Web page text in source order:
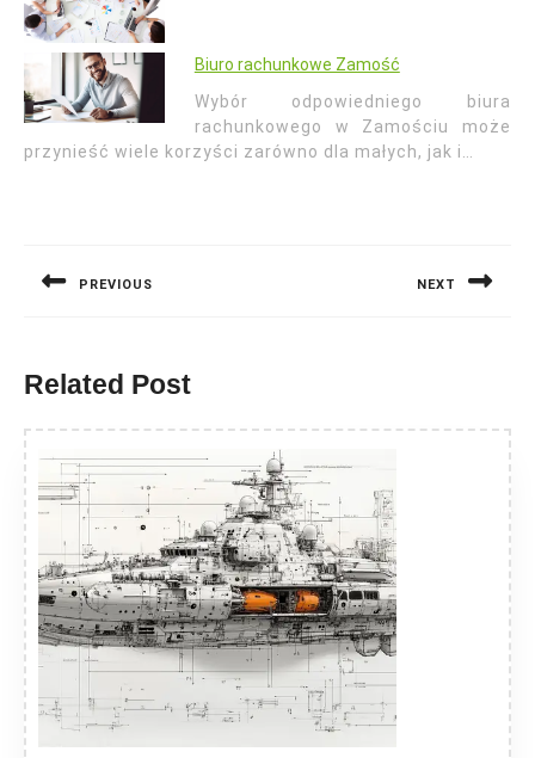
Biuro rachunkowe Zamość
Wybór odpowiedniego biura
rachunkowego w Zamościu może
przynieść wiele korzyści zarówno dla małych, jak i…
PREVIOUS NEXT
Related Post